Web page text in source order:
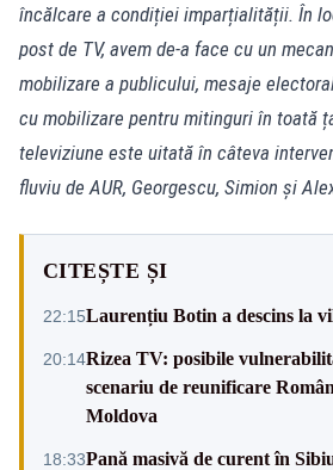
încălcare a condiției imparțialității. În
post de TV, avem de-a face cu un
mobilizare a publicului, mesaje
cu mobilizare pentru mitinguri în toată
televiziune este uitată în câteva
fluviu de AUR, Georgescu, Simion și
CITEȘTE ȘI
22:15Laurențiu Botin a descins la
20:14Rizea TV: posibile
scenariu de reunificare
Moldova
18:33Pană masivă de curent în